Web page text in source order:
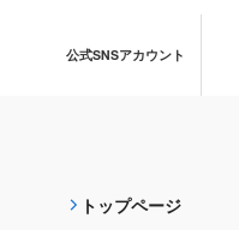
公式SNSアカウント
トップページ